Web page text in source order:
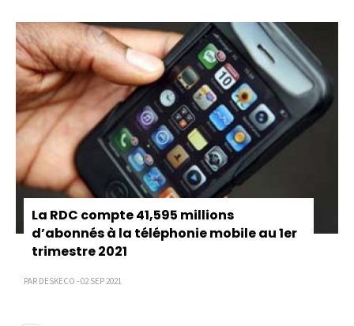
La RDC compte 41,595 millions
d’abonnés à la téléphonie mobile au 1er
trimestre 2021
PAR DESKECO - 02 SEP 2021